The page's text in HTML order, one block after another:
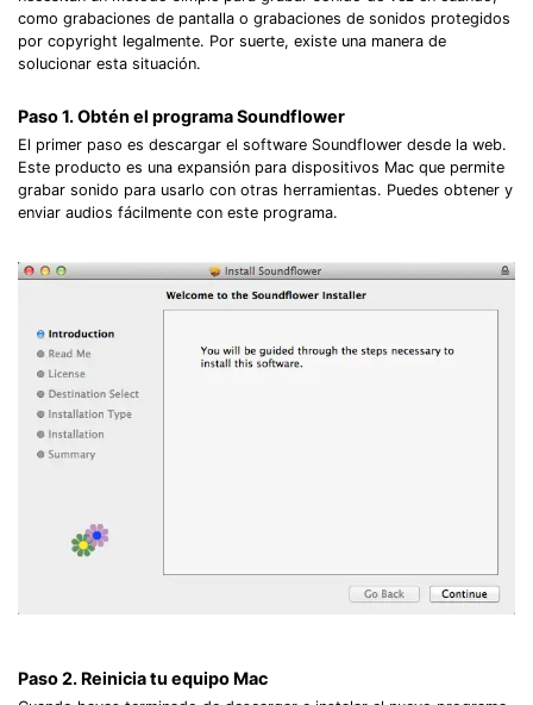
como grabaciones de pantalla o grabaciones de sonidos protegidos
por copyright legalmente. Por suerte, existe una manera de
solucionar esta situación.
Paso 1. Obtén el programa Soundflower
El primer paso es descargar el software Soundflower desde la web.
Este producto es una expansión para dispositivos Mac que permite
grabar sonido para usarlo con otras herramientas. Puedes obtener y
enviar audios fácilmente con este programa.
Paso 2. Reinicia tu equipo Mac